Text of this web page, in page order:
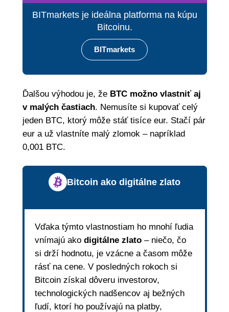
BITmarkets
BITmarkets je ideálna platforma na kúpu
Bitcoinu.
Ďalšou výhodou je, že BTC možno vlastniť aj
v malých častiach. Nemusíte si kupovať celý
jeden BTC, ktorý môže stáť tisíce eur. Stačí pár
eur a už vlastníte malý zlomok – napríklad
0,001 BTC.
Bitcoin ako digitálne zlato
Vďaka týmto vlastnostiam ho mnohí ľudia
vnímajú ako digitálne zlato– niečo, čo
si drží hodnotu, je vzácne a časom môže
rásť na cene. V posledných rokoch si
Bitcoin získal dôveru investorov,
technologických nadšencov aj bežných
ľudí, ktorí ho používajú na platby,